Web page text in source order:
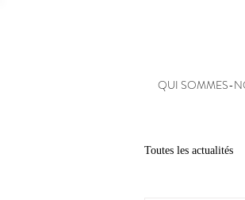
QUI SOMMES-
Toutes les actualités